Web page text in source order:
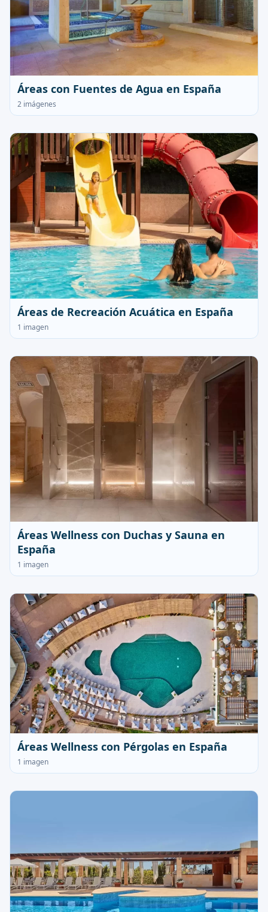
Áreas con Fuentes de Agua en España
2 imágenes
Áreas de Recreación Acuática en España
1 imagen
Áreas Wellness con Duchas y Sauna en
España
1 imagen
Áreas Wellness con Pérgolas en España
1 imagen